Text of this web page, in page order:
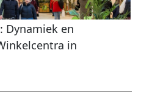
Dynamiek en
in